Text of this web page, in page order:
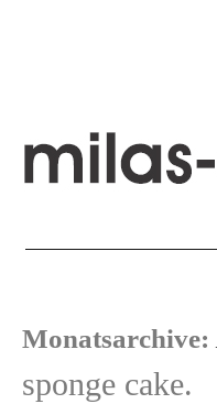
Monatsarchive:
sponge cake.